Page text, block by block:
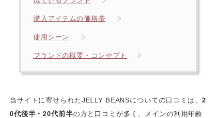
購入アイテムの価格帯
使用シーン
ブランドの概要・コンセプト
当サイトに寄せられたJELLY BEANSについての口コミは、 2
0代後半・20代前半の方と口コミが多く、メインの利用年齢